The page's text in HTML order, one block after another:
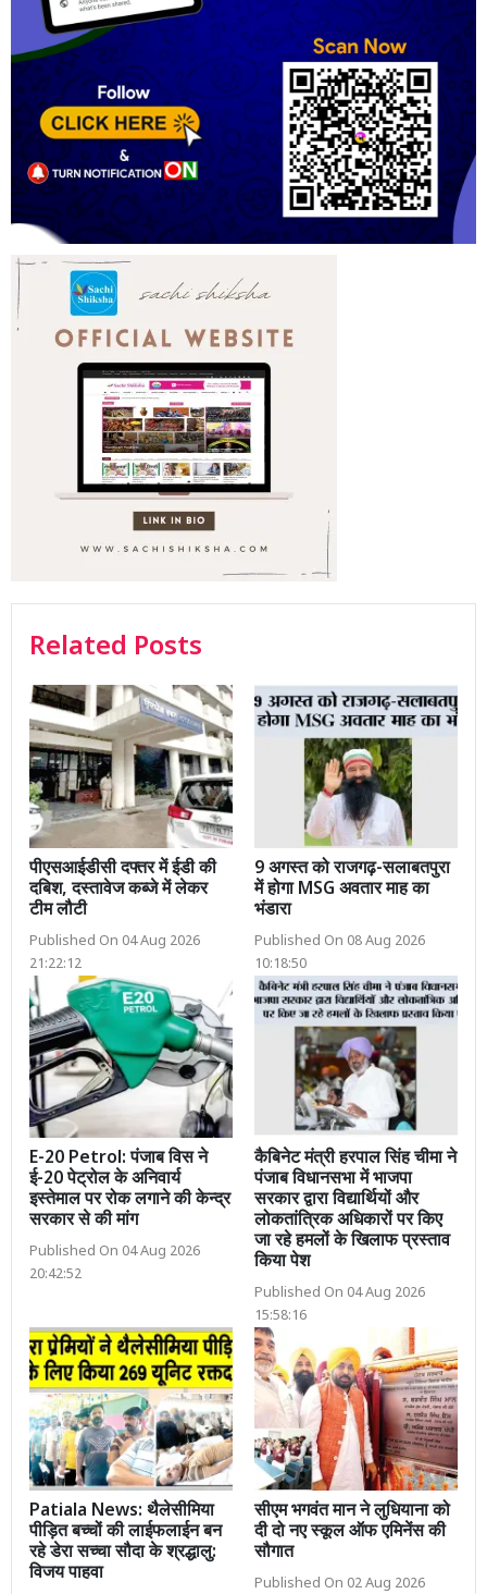
Related Posts
पीएसआईडीसी दफ्तर में ईडी की
दबिश, दस्तावेज कब्जे में लेकर
टीम लौटी
Published On 04 Aug 2026
21:22:12
9 अगस्त को राजगढ़-सलाबतपुरा
में होगा MSG अवतार माह का
भंडारा
Published On 08 Aug 2026
10:18:50
E-20 Petrol: पंजाब विस ने
ई-20 पेट्रोल के अनिवार्य
इस्तेमाल पर रोक लगाने की केन्द्र
सरकार से की मांग
Published On 04 Aug 2026
20:42:52
कैबिनेट मंत्री हरपाल सिंह चीमा ने
पंजाब विधानसभा में भाजपा
सरकार द्वारा विद्यार्थियों और
लोकतांत्रिक अधिकारों पर किए
जा रहे हमलों के खिलाफ प्रस्ताव
किया पेश
Published On 04 Aug 2026
15:58:16
Patiala News: थैलेसीमिया
पीड़ित बच्चों की लाईफलाईन बन
रहे डेरा सच्चा सौदा के श्रद्धालु:
विजय पाहवा
सीएम भगवंत मान ने लुधियाना को
दी दो नए स्कूल ऑफ एमिनेंस की
सौगात
Published On 02 Aug 2026